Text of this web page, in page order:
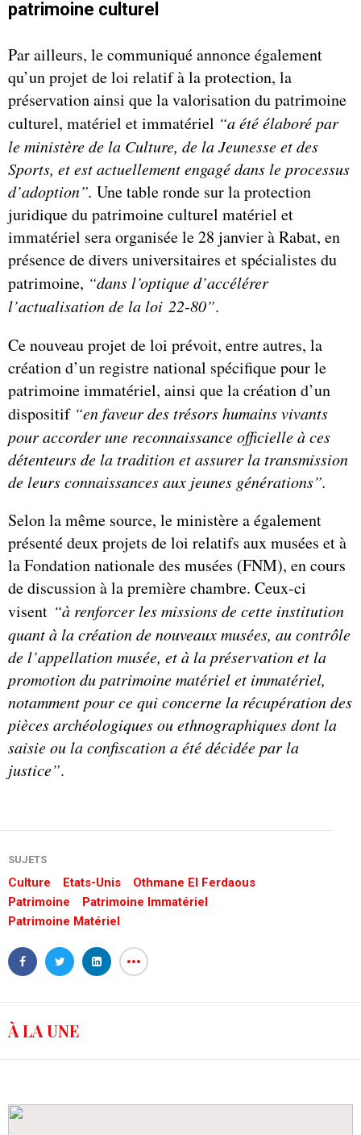
patrimoine culturel
Par ailleurs, le communiqué annonce également
qu’un projet de loi relatif à la protection, la
préservation ainsi que la valorisation du patrimoine
culturel, matériel et immatériel “a été élaboré par
le ministère de la Culture, de la Jeunesse et des
Sports, et est actuellement engagé dans le processus
d’adoption”. Une table ronde sur la protection
juridique du patrimoine culturel matériel et
immatériel sera organisée le 28 janvier à Rabat, en
présence de divers universitaires et spécialistes du
patrimoine, “dans l’optique d’accélérer
l’actualisation de la loi 22-80”.
Ce nouveau projet de loi prévoit, entre autres, la
création d’un registre national spécifique pour le
patrimoine immatériel, ainsi que la création d’un
dispositif “en faveur des trésors humains vivants
pour accorder une reconnaissance officielle à ces
détenteurs de la tradition et assurer la transmission
de leurs connaissances aux jeunes générations”.
Selon la même source, le ministère a également
présenté deux projets de loi relatifs aux musées et à
la Fondation nationale des musées (FNM), en cours
de discussion à la première chambre. Ceux-ci
visent “à renforcer les missions de cette institution
quant à la création de nouveaux musées, au contrôle
de l’appellation musée, et à la préservation et la
promotion du patrimoine matériel et immatériel,
notamment pour ce qui concerne la récupération des
pièces archéologiques ou ethnographiques dont la
saisie ou la confiscation a été décidée par la
justice”.
SUJETS
Culture Etats-Unis
Othmane El Ferdaous
Patrimoine
Patrimoine Immatériel
Patrimoine Matériel
À LA UNE